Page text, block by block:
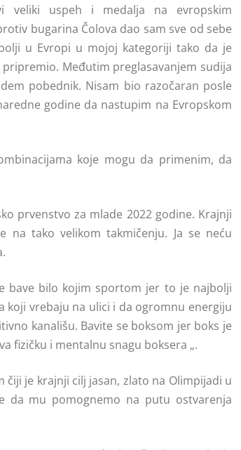
uspeh i medalja na evropskim
bugarina Čolova dao sam sve od sebe
u Evropi u mojoj kategoriji tako da je
Međutim preglasavanjem sudija
pobednik. Nisam bio razočaran posle
godine da nastupim na Evropskom
koje mogu da primenim, da
prvenstvo za mlade 2022 godine. Krajnji
na tako velikom takmičenju. Ja se neću
bave bilo kojim sportom jer to je najbolji
koji vrebaju na ulici i da ogromnu energiju
kanališu. Bavite se boksom jer boks je
fizičku i mentalnu snagu boksera „.
čiji je krajnji cilj jasan, zlato na Olimpijadi u
da mu pomognemo na putu ostvarenja